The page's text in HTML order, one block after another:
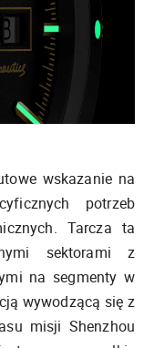
wskazanie na
potrzeb
Tarcza ta
sektorami z
na segmenty w
wywodzącą się z
misji Shenzhou